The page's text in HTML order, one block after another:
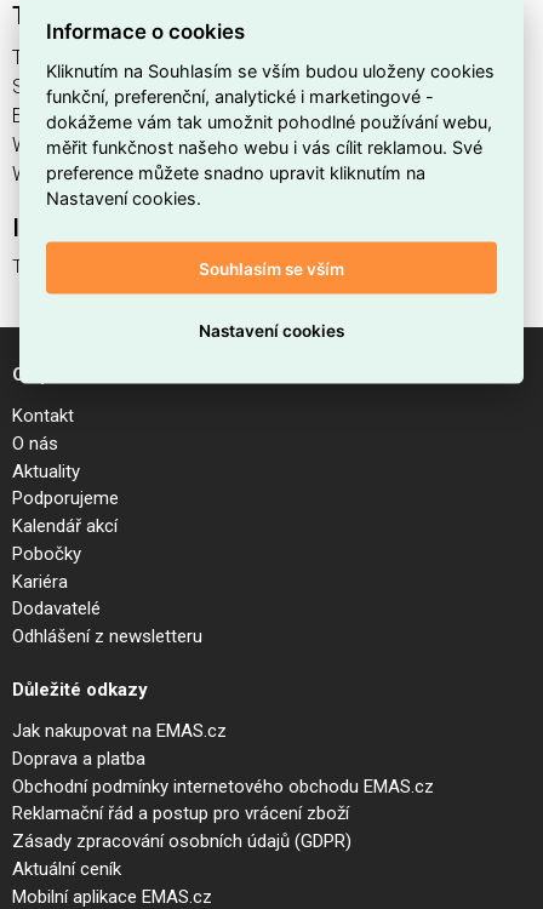
TAURUS PT 20W WIDE ROUND
TAURUS PT 20W WIDE ROUND najdete v kategoriích Svítidla,
Svítidla, světelné zdroje a LED osvětlení, výrobce Ideal Lux,
EAN 8021696325729, kód dodavatele . TAURUS PT 20W
WIDE ROUND nabízíme od 1 ks. Kód EMAS TAURUS PT 20W
WIDE ROUND je ELSVOS1786614.
Interní název produktu
TAURUS PT 20W WIDE ROUND
O společnosti
Kontakt
O nás
Aktuality
Podporujeme
Kalendář akcí
Pobočky
Kariéra
Dodavatelé
Odhlášení z newsletteru
Důležité odkazy
Jak nakupovat na EMAS.cz
Doprava a platba
Obchodní podmínky internetového obchodu EMAS.cz
Reklamační řád a postup pro vrácení zboží
Zásady zpracování osobních údajů (GDPR)
Aktuální ceník
Mobilní aplikace EMAS.cz
Informace o cookies
Kliknutím na Souhlasím se vším budou uloženy cookies
funkční, preferenční, analytické i marketingové -
dokážeme vám tak umožnit pohodlné používání webu,
měřit funkčnost našeho webu i vás cílit reklamou. Své
preference můžete snadno upravit kliknutím na
Nastavení cookies.
Souhlasím se vším
Nastavení cookies